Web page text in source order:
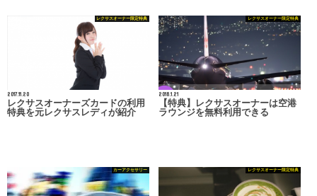
レクサスオーナー限定特典
2017.11.20
レクサスオーナーズカードの利用
特典を元レクサスレディが紹介
レクサスオーナー限定特典
2018.1.21
【特典】レクサスオーナーは空港
ラウンジを無料利用できる
カーアクセサリー レクサスオーナー限定特典